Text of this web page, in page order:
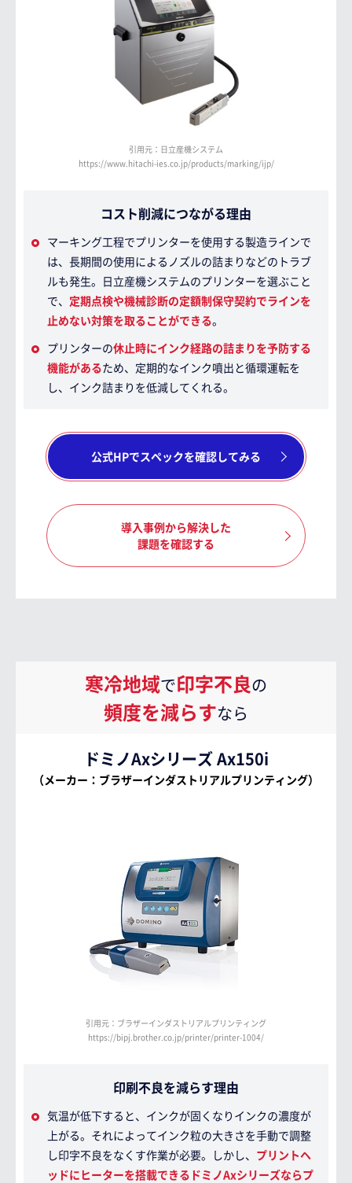
引用元：日立産機システム
https://www.hitachi-ies.co.jp/products/marking/ijp/
コスト削減につながる理由
マーキング工程でプリンターを使用する製造ラインで
は、長期間の使用によるノズルの詰まりなどのトラブ
ルも発生。日立産機システムのプリンターを選ぶこと
で、 定期点検や機械診断の定額制保守契約でラインを
止めない対策を取ることができる。
プリンターの休止時にインク経路の詰まりを予防する
機能があるため、定期的なインク噴出と循環運転を
し、インク詰まりを低減してくれる。
公式HPでスペックを確認してみる
導入事例から解決した
課題を確認する
寒冷地域で印字不良の
頻度を減らすなら
ドミノAxシリーズ Ax150i
（メーカー：ブラザーインダストリアルプリンティング）
引用元：ブラザーインダストリアルプリンティング
https://bipj.brother.co.jp/printer/printer-1004/
印刷不良を減らす理由
気温が低下すると、インクが固くなりインクの濃度が
上がる。それによってインク粒の大きさを手動で調整
し印字不良をなくす作業が必要。しかし、 プリントヘ
ッドにヒーターを搭載できるドミノAxシリーズならプ